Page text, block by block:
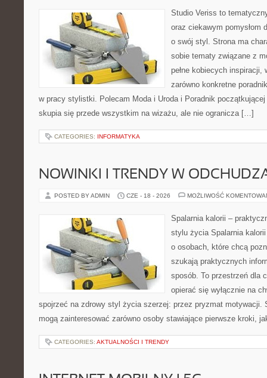
Studio Veriss to
oraz ciekawym pomysłom
o swój styl. Strona ma
sobie tematy związane z
pełne kobiecych
zarówno konkretne
w pracy stylistki. Polecam Moda i Uroda i Poradnik
skupia się przede wszystkim na wizażu, ale nie ogranicza […]
CATEGORIES: INFORMATYKA
NOWINKI I TRENDY W
POSTED BY ADMIN CZE - 18 - 2026 MOŻLIWOŚĆ
Spalarnia kalorii –
stylu życia Spalarnia
o osobach, które chcą
szukają praktycznych
sposób. To przestrzeń dla
opierać się wyłącznie na
spojrzeć na zdrowy styl życia szerzej: przez pryzmat motywacji.
mogą zainteresować zarówno osoby stawiające pierwsze kroki,
CATEGORIES: AKTUALNOŚCI I TRENDY